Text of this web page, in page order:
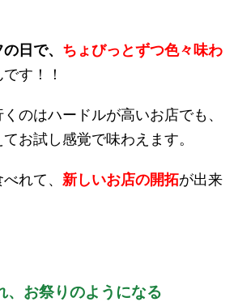
日で、 ちょびっとずつ色々味わ
です！！
のはハードルが高いお店でも、
お試し感覚で味わえます。
れて、 新しいお店の開拓が出来
、お祭りのようになる